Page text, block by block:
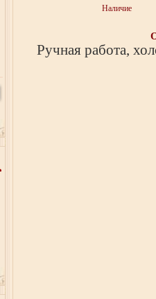
Наличие
Ручная работа,